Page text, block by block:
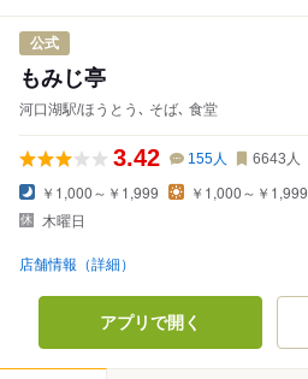
公式
もみじ亭
河口湖駅/ほうとう､ そば､ 食堂
3.42 155人 6643 人
￥1,000～￥1,999
￥1,000～￥1,999
木曜日
店舗情報（詳細）
アプリで開く